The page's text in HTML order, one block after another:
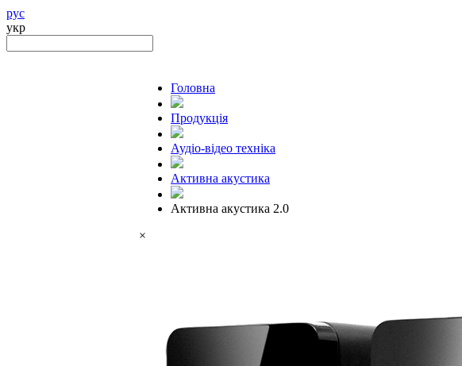
рус
укр
Головна
Продукцiя
Аудіо-відео техніка
Активна акустика
Активна акустика 2.0
×